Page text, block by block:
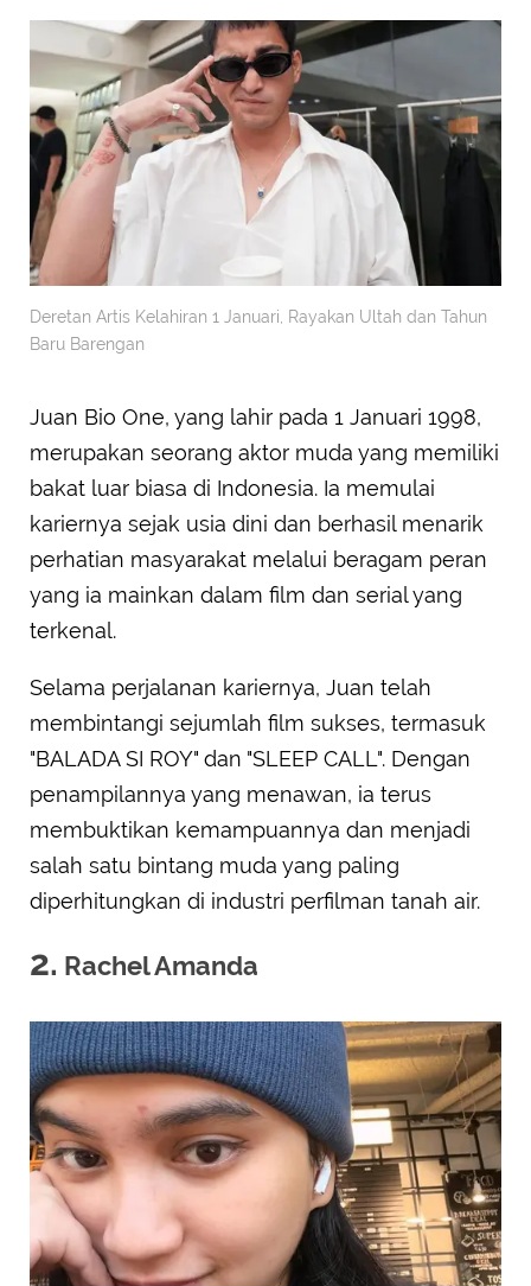
Deretan Artis Kelahiran 1 Januari, Rayakan Ultah dan Tahun
Baru Barengan
Juan Bio One, yang lahir pada 1 Januari 1998,
merupakan seorang aktor muda yang memiliki
bakat luar biasa di Indonesia. Ia memulai
kariernya sejak usia dini dan berhasil menarik
perhatian masyarakat melalui beragam peran
yang ia mainkan dalam film dan serial yang
terkenal.
Selama perjalanan kariernya, Juan telah
membintangi sejumlah film sukses, termasuk
"BALADA SI ROY" dan "SLEEP CALL". Dengan
penampilannya yang menawan, ia terus
membuktikan kemampuannya dan menjadi
salah satu bintang muda yang paling
diperhitungkan di industri perfilman tanah air.
2. Rachel Amanda